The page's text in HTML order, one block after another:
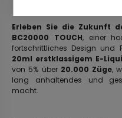
Erleben Sie die Zukunft
BC20000 TOUCH, einer
fortschrittliches Design und
20ml erstklassigem E-
von 5% über 20.000 Züge,
lang anhaltendes und
macht.